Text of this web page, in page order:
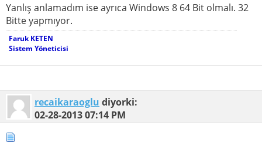
Yanlış anlamadım ise ayrıca Windows 8 64 Bit olmalı. 32
Bitte yapmıyor.
Faruk KETEN
Sistem Yöneticisi
recaikaraoglu diyorki:
02-28-201307:14 PM